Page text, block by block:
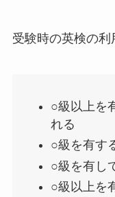
受験時の英検の利
○級以上を
れる
○級を有す
○級を有し
○級以上を